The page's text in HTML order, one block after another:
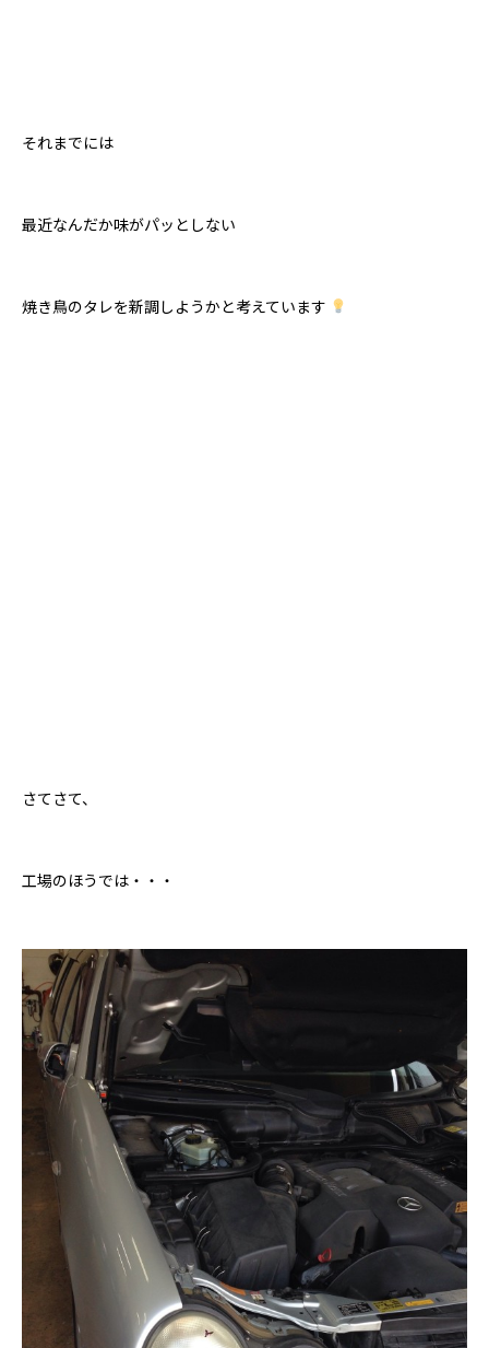
それまでには
最近なんだか味がパッとしない
焼き鳥のタレを新調しようかと考えています
さてさて、
工場のほうでは・・・